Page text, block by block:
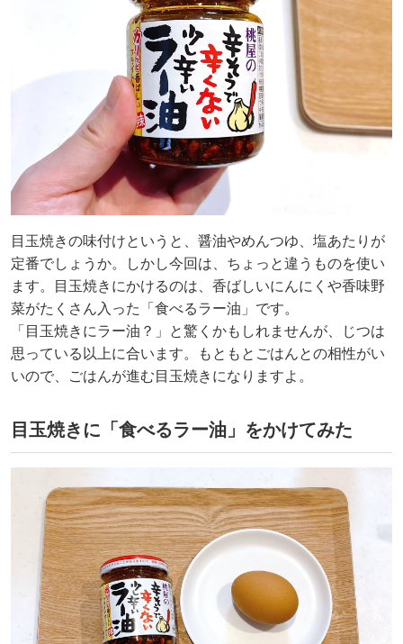
目玉焼きの味付けというと、醤油やめんつゆ、塩あたりが
定番でしょうか。しかし今回は、ちょっと違うものを使い
ます。目玉焼きにかけるのは、香ばしいにんにくや香味野
菜がたくさん入った「食べるラー油」です。
「目玉焼きにラー油？」と驚くかもしれませんが、じつは
思っている以上に合います。もともとごはんとの相性がい
いので、ごはんが進む目玉焼きになりますよ。
目玉焼きに「食べるラー油」をかけてみた